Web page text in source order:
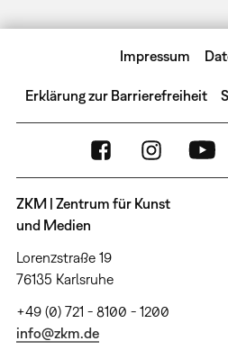
Impressum
Erklärung zur Barrierefreiheit
ZKM | Zentrum für Kunst
und Medien
Lorenzstraße 19
76135 Karlsruhe
+49 (0) 721 - 8100 - 1200
info@zkm.de